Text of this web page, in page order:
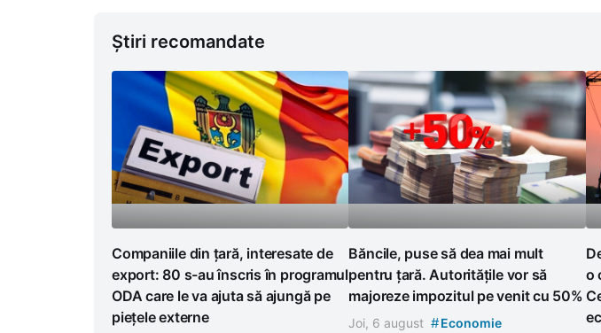
Știri recomandate
Companiile din țară, interesate de
export: 80 s-au înscris în programul
ODA care le va ajuta să ajungă pe
piețele externe
Băncile, puse să dea mai mult
pentru țară. Autoritățile vor să
majoreze impozitul pe venit cu 50%
Joi, 6 august #Economie
o